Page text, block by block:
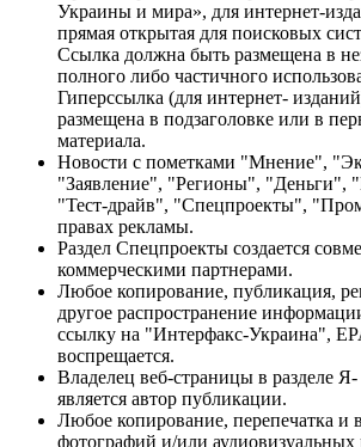
Украины и мира», для интернет-
прямая открытая для поисковых
Ссылка должна быть размещена в
полного либо частичного
Гиперссылка (для интернет-
размещена в подзаголовке или в
материала.
Новости с пометками "Мнение",
"Заявление", "Регионы", "Деньги",
"Тест-драйв", "Спецпроекты",
правах рекламы.
Раздел Спецпроекты создается
коммерческими партнерами.
Любое копирование, публикация,
другое распространение
ссылку на "Интерфакс-Украина",
воспрещается.
Владелец веб-страницы в разделе
является автор публикации.
Любое копирование, перепечатка и
фотографий и/или аудиовизуальных